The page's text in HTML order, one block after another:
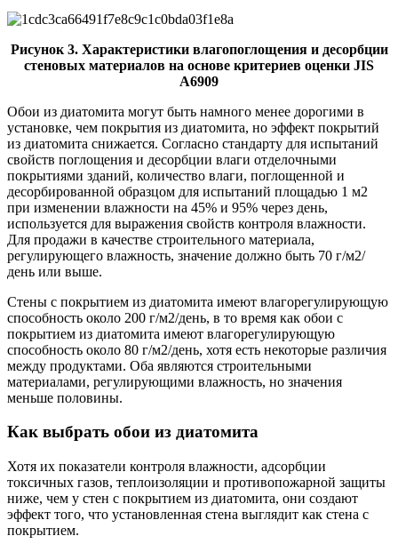
Рисунок 3. Характеристики влагопоглощения и десорбции
стеновых материалов на основе критериев оценки JIS
A6909
Обои из диатомита могут быть намного менее дорогими в
установке, чем покрытия из диатомита, но эффект покрытий
из диатомита снижается. Согласно стандарту для испытаний
свойств поглощения и десорбции влаги отделочными
покрытиями зданий, количество влаги, поглощенной и
десорбированной образцом для испытаний площадью 1 м2
при изменении влажности на 45% и 95% через день,
используется для выражения свойств контроля влажности.
Для продажи в качестве строительного материала,
регулирующего влажность, значение должно быть 70 г/м2/
день или выше.
Стены с покрытием из диатомита имеют влагорегулирующую
способность около 200 г/м2/день, в то время как обои с
покрытием из диатомита имеют влагорегулирующую
способность около 80 г/м2/день, хотя есть некоторые различия
между продуктами. Оба являются строительными
материалами, регулирующими влажность, но значения
меньше половины.
Как выбрать обои из диатомита
Хотя их показатели контроля влажности, адсорбции
токсичных газов, теплоизоляции и противопожарной защиты
ниже, чем у стен с покрытием из диатомита, они создают
эффект того, что установленная стена выглядит как стена с
покрытием.